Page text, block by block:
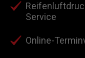
Service
Online-